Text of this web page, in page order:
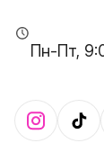
Пн-Пт,